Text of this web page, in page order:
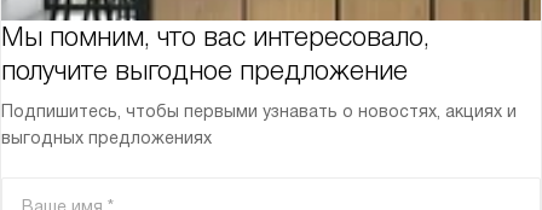
Мы помним, что вас интересовало,
получите выгодное предложение
Подпишитесь, чтобы первыми узнавать о новостях, акциях и
выгодных предложениях